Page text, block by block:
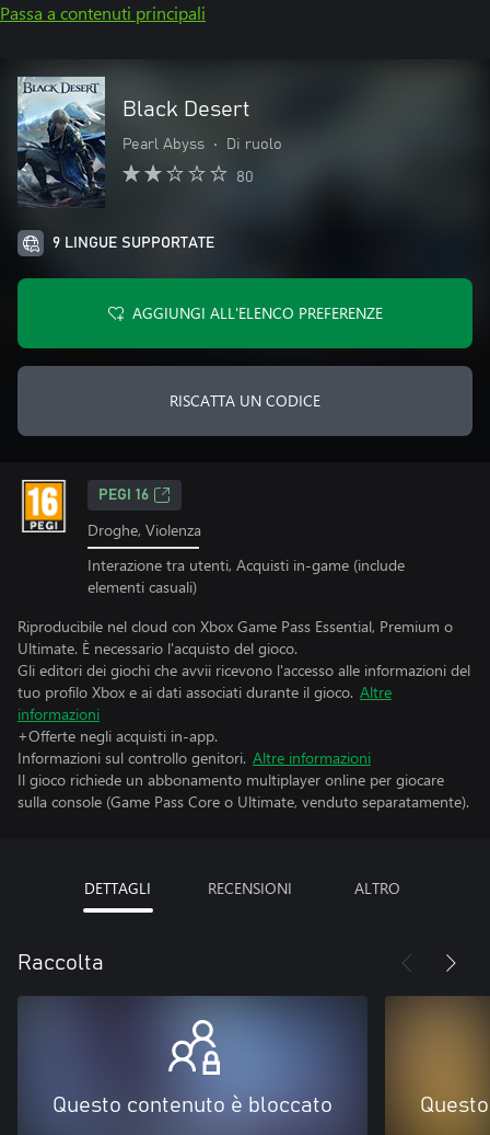
Passa a contenuti principali
Black Desert
Pearl Abyss • Di ruolo
80
9 LINGUE SUPPORTATE
AGGIUNGI ALL'ELENCO PREFERENZE
RISCATTA UN CODICE
PEGI 16
Droghe, Violenza
Interazione tra utenti, Acquisti in-game (include
elementi casuali)
Riproducibile nel cloud con Xbox Game Pass Essential, Premium o
Ultimate. È necessario l'acquisto del gioco.
Gli editori dei giochi che avvii ricevono l'accesso alle informazioni del
tuo profilo Xbox e ai dati associati durante il gioco. Altre
informazioni
+Offerte negli acquisti in-app.
Informazioni sul controllo genitori. Altre informazioni
Il gioco richiede un abbonamento multiplayer online per giocare
sulla console (Game Pass Core o Ultimate, venduto separatamente).
DETTAGLI RECENSIONI ALTRO
Raccolta
Questo contenuto è bloccato